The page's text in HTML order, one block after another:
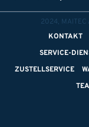
2024,
KONTAKT
SERVICE-
ZUSTELLSERVICE